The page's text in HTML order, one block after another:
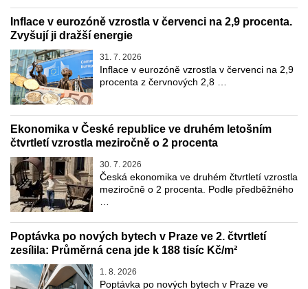
Inflace v eurozóně vzrostla v červenci na 2,9 procenta.
Zvyšují ji dražší energie
31. 7. 2026
Inflace v eurozóně vzrostla v červenci na 2,9
procenta z červnových 2,8 …
Ekonomika v České republice ve druhém letošním
čtvrtletí vzrostla meziročně o 2 procenta
30. 7. 2026
Česká ekonomika ve druhém čtvrtletí vzrostla
meziročně o 2 procenta. Podle předběžného
Poptávka po nových bytech v Praze ve 2. čtvrtletí
zesílila: Průměrná cena jde k 188 tisíc Kč/m²
1. 8. 2026
Poptávka po nových bytech v Praze ve